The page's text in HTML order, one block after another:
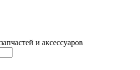
и аксессуаров